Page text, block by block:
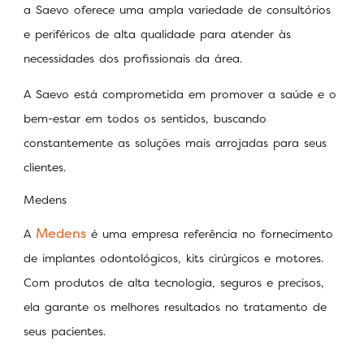
a Saevo oferece uma ampla variedade de consultórios
e periféricos de alta qualidade para atender às
necessidades dos profissionais da área.
A Saevo está comprometida em promover a saúde e o
bem-estar em todos os sentidos, buscando
constantemente as soluções mais arrojadas para seus
clientes.
Medens
A Medens é uma empresa referência no fornecimento
de implantes odontológicos, kits cirúrgicos e motores.
Com produtos de alta tecnologia, seguros e precisos,
ela garante os melhores resultados no tratamento de
seus pacientes.